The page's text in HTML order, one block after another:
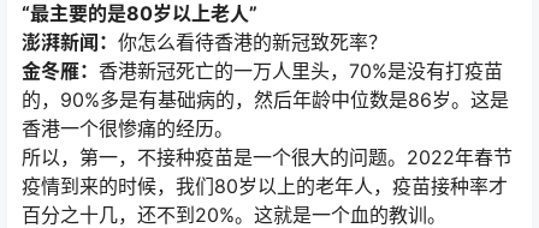
“最主要的是80岁以上老人”
澎湃新闻： 你怎么看待香港的新冠致死率？
金冬雁： 香港新冠死亡的一万人里头，70%是没有打疫苗
的，90%多是有基础病的，然后年龄中位数是86岁。这是
香港一个很惨痛的经历。
所以，第一，不接种疫苗是一个很大的问题。2022年春节
疫情到来的时候，我们80岁以上的老年人，疫苗接种率才
百分之十几，还不到20%。这就是一个血的教训。